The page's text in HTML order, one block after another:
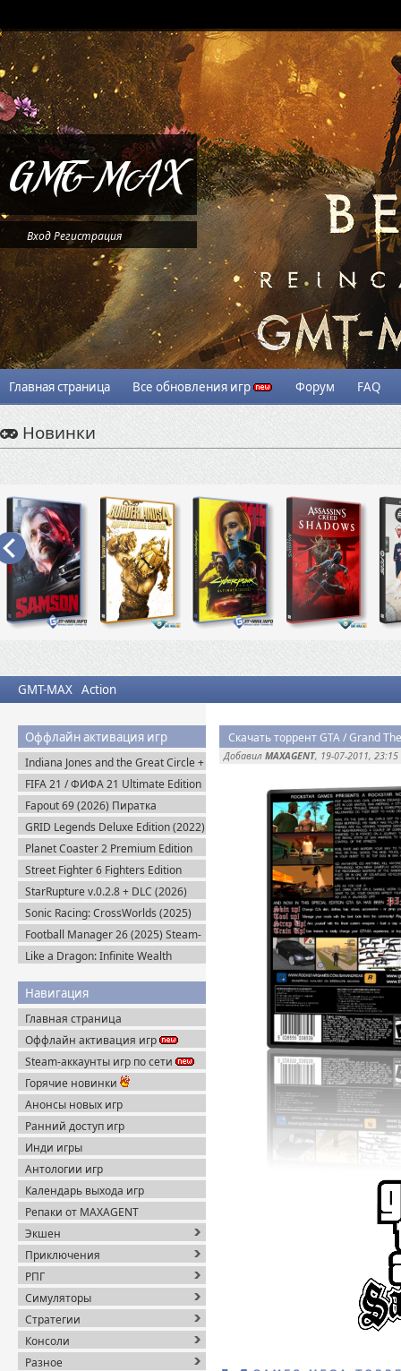
ВходРегистрация
Главная страница Все обновления игр Форум FAQ
Новинки
GMT-MAX Action
Оффлайн активация игр
Indiana Jones and the Great Circle +
The Order of Giants v.1.0.17.0
(2024) Пиратка
FIFA 21 / ФИФА 21 Ultimate Edition
(2020) Пиратка
Fapout 69 (2026) Пиратка
GRID Legends Deluxe Edition (2022)
EA-Rip
Planet Coaster 2 Premium Edition
(2024) Steam-Rip
Street Fighter 6 Fighters Edition
(2023) Steam-Rip
StarRupture v.0.2.8 + DLC (2026)
Пиратка
Sonic Racing: CrossWorlds (2025)
Steam-Rip
Football Manager 26 (2025) Steam-
Rip
Like a Dragon: Infinite Wealth
Навигация
Главная страница
Оффлайн активация игр
Steam-аккаунты игр по сети
Горячие новинки
Анонсы новых игр
Ранний доступ игр
Инди игры
Антологии игр
Календарь выхода игр
Репаки от MAXAGENT
Экшен
Приключения
РПГ
Симуляторы
Стратегии
Консоли
Разное
Добавил MAXAGENT, 19-07-2011, 23:15